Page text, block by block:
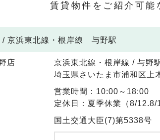
賃貸物件をご紹介可能
/ 京浜東北線・根岸線 与野駅
京浜東北線・根岸線 / 与野
埼玉県さいたま市浦和区上
営業時間：10:00～18:00
定休日：夏季休業（8/12.8/
国土交通大臣(7)第5338号